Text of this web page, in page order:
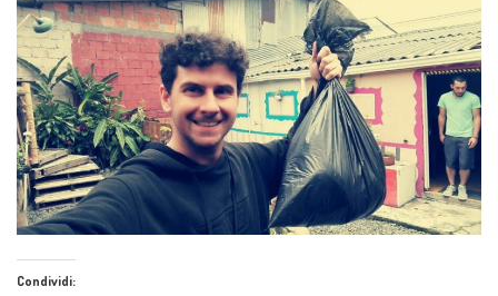
Condividi: